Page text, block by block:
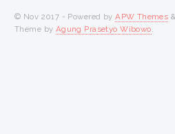
© Nov 2017 - Powered byAPW Themes &
Theme by Agung Prasetyo Wibowo.